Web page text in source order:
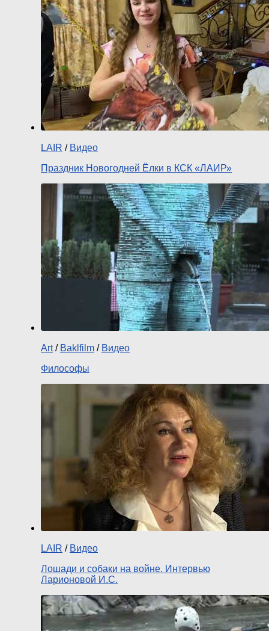
LAIR / Видео
Праздник Новогодней Ёлки в КСК «ЛАИР»
Art/ Baklfilm / Видео
Философы
LAIR / Видео
Лошади и собаки на войне. Интервью
Ларионовой И.С.